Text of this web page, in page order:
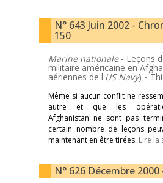
N° 643 Juin 2002 -
150
Marine nationale- Leçons
militaire américaine en
aériennes de l'US Navy) -
Même si aucun conflit ne
autre et que les
Afghanistan ne sont pas
certain nombre de leçons
maintenant en être tirées. Lire la
N° 626 Décembre 2000